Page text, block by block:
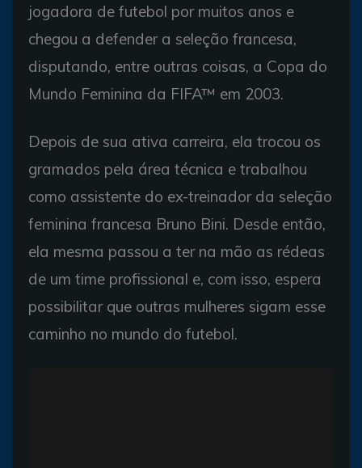
jogadora de futebol por muitos anos e
chegou a defender a seleção francesa,
disputando, entre outras coisas, a Copa do
Mundo Feminina da FIFA™ em 2003.
Depois de sua ativa carreira, ela trocou os
gramados pela área técnica e trabalhou
como assistente do ex-treinador da seleção
feminina francesa Bruno Bini. Desde então,
ela mesma passou a ter na mão as rédeas
de um time profissional e, com isso, espera
possibilitar que outras mulheres sigam esse
caminho no mundo do futebol.